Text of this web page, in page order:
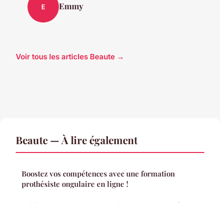
E Emmy
Voir tous les articles Beaute →
Beaute — À lire également
Boostez vos compétences avec une formation
prothésiste ongulaire en ligne !